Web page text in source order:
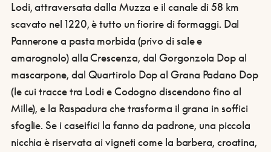
Lodi, attraversata dalla Muzza e il canale di 58 km
scavato nel 1220, è tutto un fiorire di formaggi. Dal
Pannerone a pasta morbida (privo di sale e
amarognolo) alla Crescenza, dal Gorgonzola Dop al
mascarpone, dal Quartirolo Dop al Grana Padano Dop
(le cui tracce tra Lodi e Codogno discendono fino al
Mille), e la Raspadura che trasforma il grana in soffici
sfoglie. Se i caseifici la fanno da padrone, una piccola
nicchia è riservata ai vigneti come la barbera, croatina,